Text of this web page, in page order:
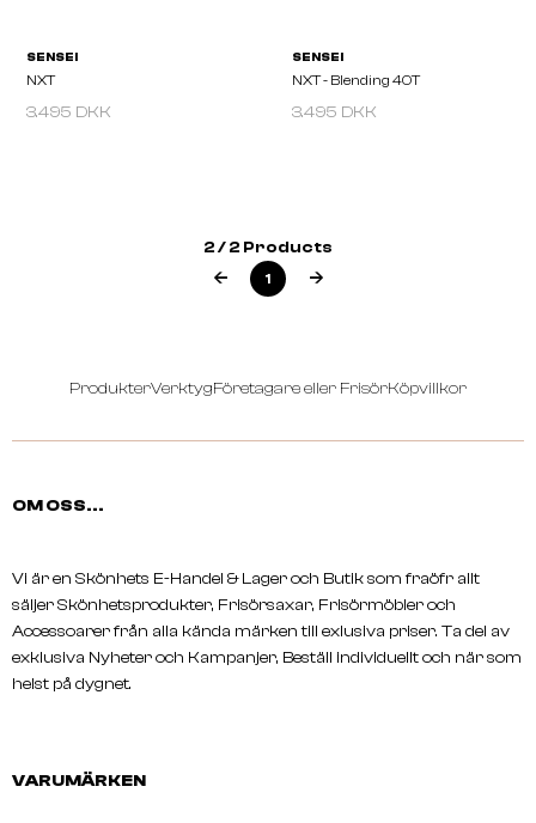
3.495 DKK 3.495 DKK
2 / 2 Products
1
ProdukterVerktygFöretagare eller FrisörKöpvillkor
OM OSS...
Vi är en Skönhets E-Handel & Lager och Butik som fraöfr allt
säljer Skönhetsprodukter, Frisörsaxar, Frisörmöbler och
Accessoarer från alla kända märken till exlusiva priser. Ta del av
exklusiva Nyheter och Kampanjer, Beställ individuellt och när som
helst på dygnet.
VARUMÄRKEN